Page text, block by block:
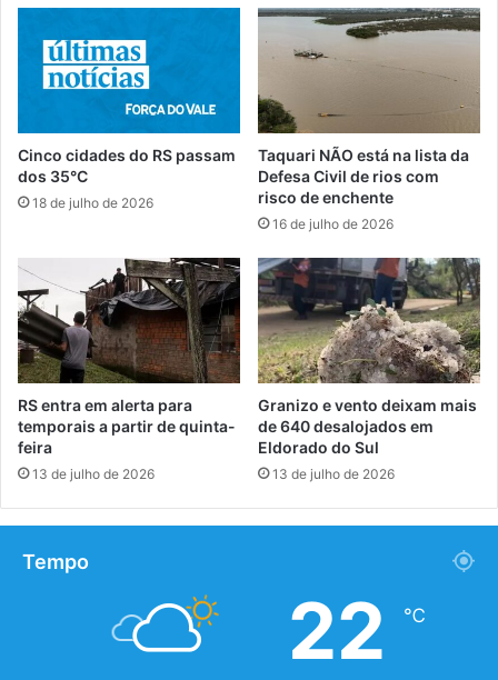
Cinco cidades do RS passam
dos 35°C
18 de julho de 2026
Taquari NÃO está na lista da
Defesa Civil de rios com
risco de enchente
16 de julho de 2026
RS entra em alerta para
temporais a partir de quinta-
feira
13 de julho de 2026
Granizo e vento deixam mais
de 640 desalojados em
Eldorado do Sul
13 de julho de 2026
Tempo
22 ℃